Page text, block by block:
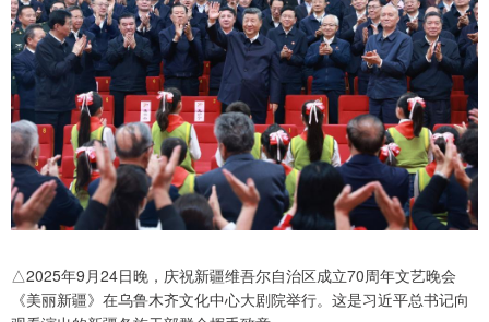
△2025年9月24日晚，庆祝新疆维吾尔自治区成立70周年文艺晚会
《美丽新疆》在乌鲁木齐文化中心大剧院举行。这是习近平总书记向